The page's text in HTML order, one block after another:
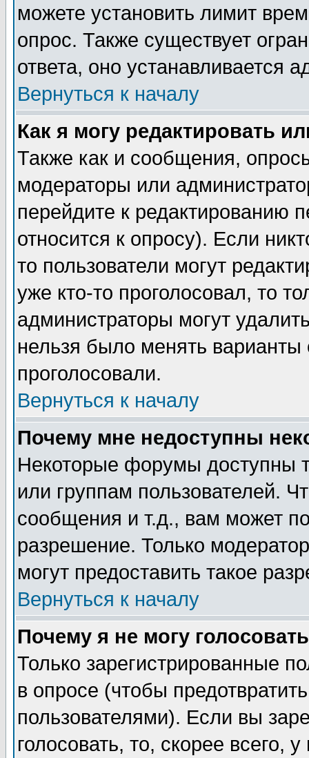
можете установить лимит
опрос. Также существует
ответа, оно устанавливается
Вернуться к началу
Как я могу редактировать
Также как и сообщения,
модераторы или
перейдите к редактированию
относится к опросу). Если
то пользователи могут
уже кто-то проголосовал, то
администраторы могут
нельзя было менять
проголосовали.
Вернуться к началу
Почему мне недоступны
Некоторые форумы доступны
или группам пользователей.
сообщения и т.д., вам может
разрешение. Только
могут предоставить такое
Вернуться к началу
Почему я не могу
Только зарегистрированные
в опросе (чтобы
пользователями). Если вы
голосовать, то, скорее всего,